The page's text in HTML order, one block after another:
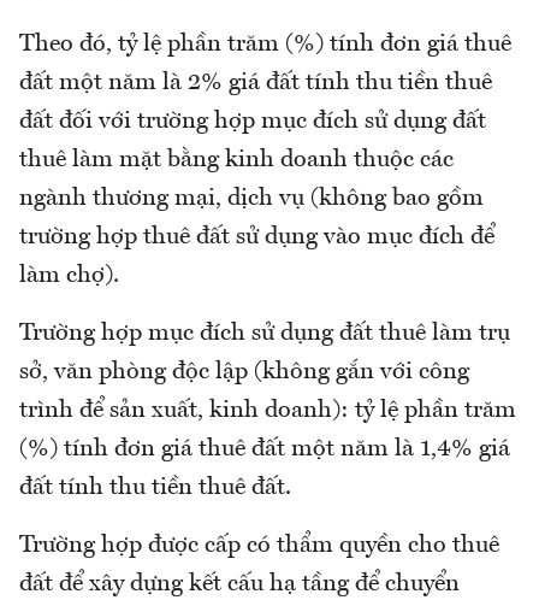
Theo đó, tỷ lệ phần trăm (%) tính đơn giá thuê
đất một năm là 2% giá đất tính thu tiền thuê
đất đối với trường hợp mục đích sử dụng đất
thuê làm mặt bằng kinh doanh thuộc các
ngành thương mại, dịch vụ (không bao gồm
trường hợp thuê đất sử dụng vào mục đích để
làm chợ).
Trường hợp mục đích sử dụng đất thuê làm trụ
sở, văn phòng độc lập (không gắn với công
trình để sản xuất, kinh doanh): tỷ lệ phần trăm
(%) tính đơn giá thuê đất một năm là 1,4% giá
đất tính thu tiền thuê đất.
Trường hợp được cấp có thẩm quyền cho thuê
đất để xây dựng kết cấu hạ tầng để chuyển